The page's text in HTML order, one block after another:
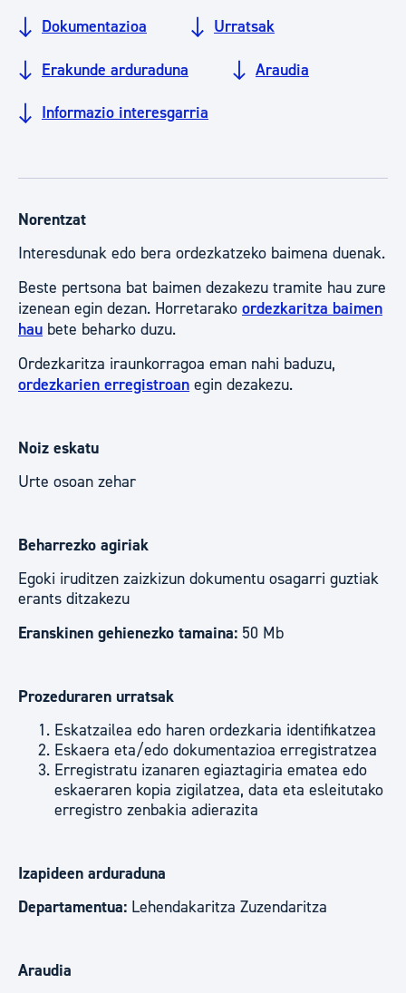
Dokumentazioa Urratsak
Erakunde arduraduna Araudia
Informazio interesgarria
Norentzat
Interesdunak edo bera ordezkatzeko baimena duenak.
Beste pertsona bat baimen dezakezu tramite hau zure
izenean egin dezan. Horretarako ordezkaritza baimen
hau bete beharko duzu.
Ordezkaritza iraunkorragoa eman nahi baduzu,
ordezkarien erregistroan egin dezakezu.
Noiz eskatu
Urte osoan zehar
Beharrezko agiriak
Egoki iruditzen zaizkizun dokumentu osagarri guztiak
erants ditzakezu
Eranskinen gehienezko tamaina: 50 Mb
Prozeduraren urratsak
Eskatzailea edo haren ordezkaria identifikatzea
Eskaera eta/edo dokumentazioa erregistratzea
Erregistratu izanaren egiaztagiria ematea edo
eskaeraren kopia zigilatzea, data eta esleitutako
erregistro zenbakia adierazita
Izapideen arduraduna
Departamentua: Lehendakaritza Zuzendaritza
Araudia